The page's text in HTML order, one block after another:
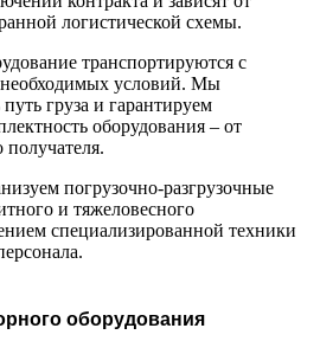
логистической схемы.
транспортируются с
условий. Мы
груза и гарантируем
оборудования – от
получателя.
погрузочно-разгрузочные
и тяжеловесного
специализированной техники
оборудования